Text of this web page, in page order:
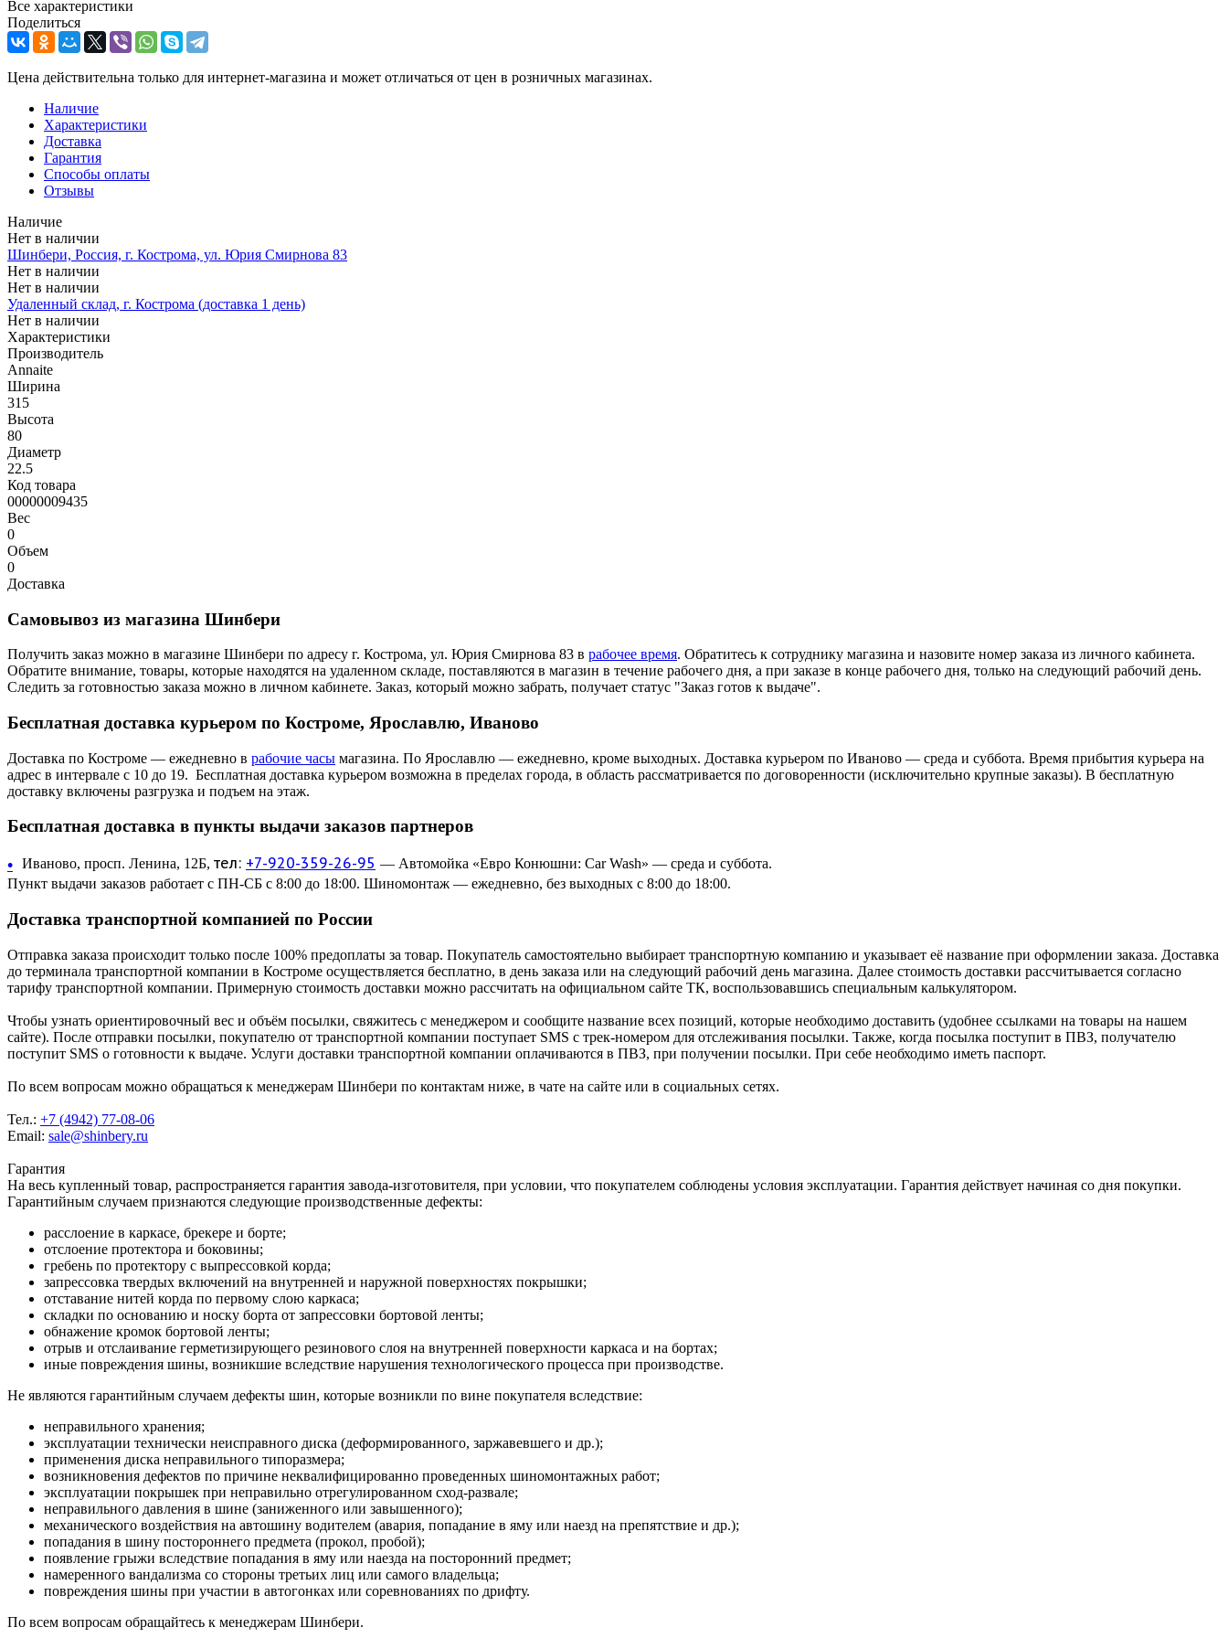
Все характеристики
Поделиться
Цена действительна только для интернет-магазина и может отличаться от цен в розничных магазинах.
Наличие
Характеристики
Доставка
Гарантия
Способы оплаты
Отзывы
Наличие
Нет в наличии
Шинбери, Россия, г. Кострома, ул. Юрия Смирнова 83
Нет в наличии
Нет в наличии
Удаленный склад, г. Кострома (доставка 1 день)
Нет в наличии
Характеристики
Производитель
Annaite
Ширина
315
Высота
80
Диаметр
22.5
Код товара
00000009435
Вес
0
Объем
0
Доставка
Самовывоз из магазина Шинбери
Получить заказ можно в магазине Шинбери по адресу г. Кострома, ул. Юрия Смирнова 83 в рабочее время. Обратитесь к сотруднику магазина и назовите номер заказа из личного кабинета.
Обратите внимание, товары, которые находятся на удаленном складе, поставляются в магазин в течение рабочего дня, а при заказе в конце рабочего дня, только на следующий рабочий день.
Следить за готовностью заказа можно в личном кабинете. Заказ, который можно забрать, получает статус "Заказ готов к выдаче".
Бесплатная доставка курьером по Костроме, Ярославлю, Иваново
Доставка по Костроме — ежедневно в рабочие часы магазина. По Ярославлю — ежедневно, кроме выходных. Доставка курьером по Иваново — среда и суббота. Время прибытия курьера на
адрес в интервале с 10 до 19. Бесплатная доставка курьером возможна в пределах города, в область рассматривается по договоренности (исключительно крупные заказы). В бесплатную
доставку включены разгрузка и подъем на этаж.
Бесплатная доставка в пункты выдачи заказов партнеров
• Иваново, просп. Ленина, 12Б, тел: +7-920-359-26-95 — Автомойка «Евро Конюшни: Car Wash» — среда и суббота.
Пункт выдачи заказов работает с ПН-СБ с 8:00 до 18:00. Шиномонтаж — ежедневно, без выходных с 8:00 до 18:00.
Доставка транспортной компанией по России
Отправка заказа происходит только после 100% предоплаты за товар. Покупатель самостоятельно выбирает транспортную компанию и указывает её название при оформлении заказа. Доставка
до терминала транспортной компании в Костроме осуществляется бесплатно, в день заказа или на следующий рабочий день магазина. Далее стоимость доставки рассчитывается согласно
тарифу транспортной компании. Примерную стоимость доставки можно рассчитать на официальном сайте ТК, воспользовавшись специальным калькулятором.
Чтобы узнать ориентировочный вес и объём посылки, свяжитесь с менеджером и сообщите название всех позиций, которые необходимо доставить (удобнее ссылками на товары на нашем
сайте). После отправки посылки, покупателю от транспортной компании поступает SMS с трек-номером для отслеживания посылки. Также, когда посылка поступит в ПВЗ, получателю
поступит SMS о готовности к выдаче. Услуги доставки транспортной компании оплачиваются в ПВЗ, при получении посылки. При себе необходимо иметь паспорт.
По всем вопросам можно обращаться к менеджерам Шинбери по контактам ниже, в чате на сайте или в социальных сетях.
Тел.: +7 (4942) 77-08-06
Email: sale@shinbery.ru
Гарантия
На весь купленный товар, распространяется гарантия завода-изготовителя, при условии, что покупателем соблюдены условия эксплуатации. Гарантия действует начиная со дня покупки.
Гарантийным случаем признаются следующие производственные дефекты:
расслоение в каркасе, брекере и борте;
отслоение протектора и боковины;
гребень по протектору с выпрессовкой корда;
запрессовка твердых включений на внутренней и наружной поверхностях покрышки;
отставание нитей корда по первому слою каркаса;
складки по основанию и носку борта от запрессовки бортовой ленты;
обнажение кромок бортовой ленты;
отрыв и отслаивание герметизирующего резинового слоя на внутренней поверхности каркаса и на бортах;
иные повреждения шины, возникшие вследствие нарушения технологического процесса при производстве.
Не являются гарантийным случаем дефекты шин, которые возникли по вине покупателя вследствие:
неправильного хранения;
эксплуатации технически неисправного диска (деформированного, заржавевшего и др.);
применения диска неправильного типоразмера;
возникновения дефектов по причине неквалифицированно проведенных шиномонтажных работ;
эксплуатации покрышек при неправильно отрегулированном сход-развале;
неправильного давления в шине (заниженного или завышенного);
механического воздействия на автошину водителем (авария, попадание в яму или наезд на препятствие и др.);
попадания в шину постороннего предмета (прокол, пробой);
появление грыжи вследствие попадания в яму или наезда на посторонний предмет;
намеренного вандализма со стороны третьих лиц или самого владельца;
повреждения шины при участии в автогонках или соревнованиях по дрифту.
По всем вопросам обращайтесь к менеджерам Шинбери.